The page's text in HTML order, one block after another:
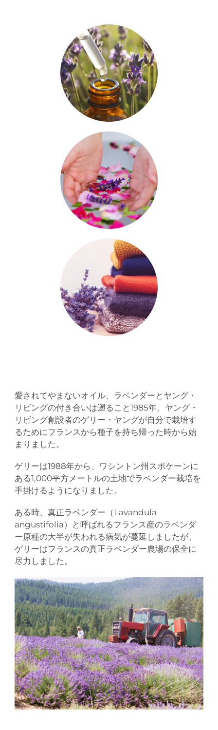
愛されてやまないオイル、ラベンダーとヤング・
リビングの付き合いは遡ること1985年、ヤング・
リビング創設者のゲリー・ヤングが自分で栽培す
るためにフランスから種子を持ち帰った時から始
まりました。
ゲリーは1988年から、ワシントン州スポケーンに
ある1,000平方メートルの土地でラベンダー栽培を
手掛けるようになりました。
ある時、真正ラベンダー（Lavandula
angustifolia）と呼ばれるフランス産のラベンダ
ー原種の大半が失われる病気が蔓延しましたが、
ゲリーはフランスの真正ラベンダー農場の保全に
尽力しました。